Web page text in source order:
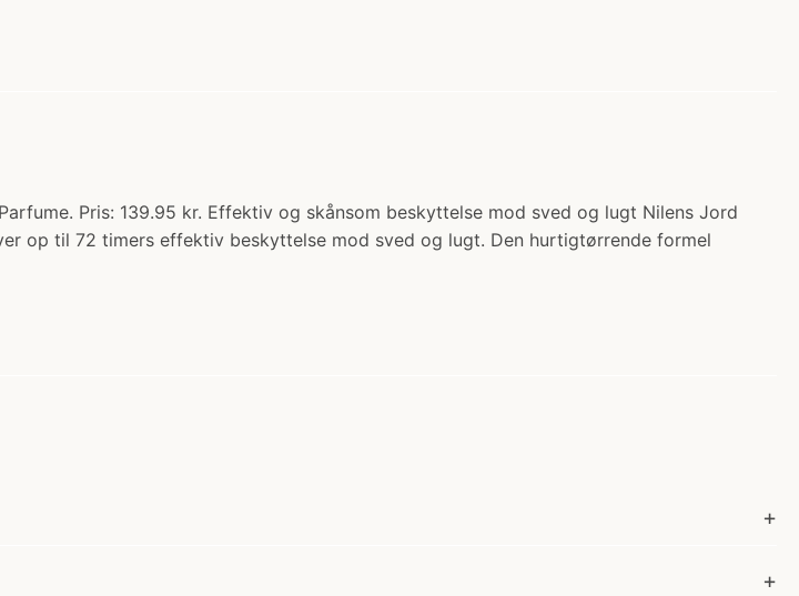
Pris: 139.95 kr. Effektiv og skånsom beskyttelse mod sved og lugt Nilens Jord
op til 72 timers effektiv beskyttelse mod sved og lugt. Den hurtigtørrende formel